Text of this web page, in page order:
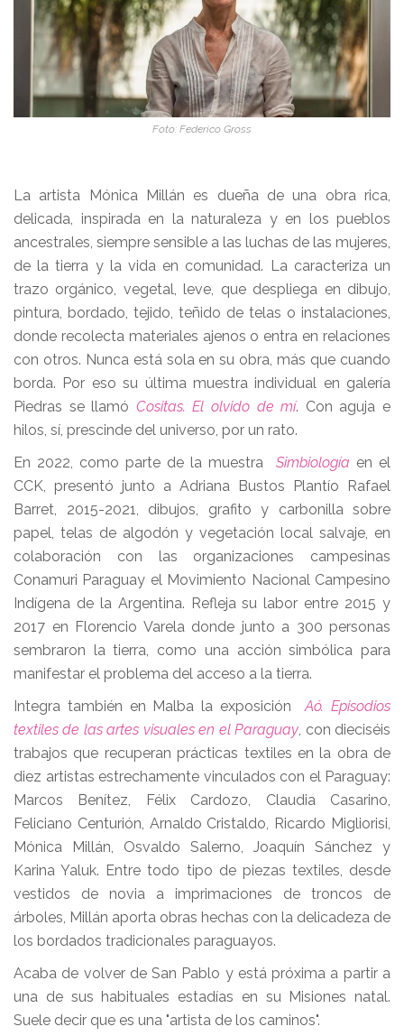
Foto: Federico Gross
La artista Mónica Millán es dueña de una obra rica,
delicada, inspirada en la naturaleza y en los pueblos
ancestrales, siempre sensible a las luchas de las mujeres,
de la tierra y la vida en comunidad. La caracteriza un
trazo orgánico, vegetal, leve, que despliega en dibujo,
pintura, bordado, tejido, teñido de telas o instalaciones,
donde recolecta materiales ajenos o entra en relaciones
con otros. Nunca está sola en su obra, más que cuando
borda. Por eso su última muestra individual en galería
Piedras se llamó Cositas. El olvido de mí. Con aguja e
hilos, sí, prescinde del universo, por un rato.
En 2022, como parte de la muestra Simbiología en el
CCK, presentó junto a Adriana Bustos Plantío Rafael
Barret, 2015-2021, dibujos, grafito y carbonilla sobre
papel, telas de algodón y vegetación local salvaje, en
colaboración con las organizaciones campesinas
Conamuri Paraguay el Movimiento Nacional Campesino
Indígena de la Argentina. Refleja su labor entre 2015 y
2017 en Florencio Varela donde junto a 300 personas
sembraron la tierra, como una acción simbólica para
manifestar el problema del acceso a la tierra.
Integra también en Malba la exposición
Aó. Episodios
textiles de las artes visuales en el Paraguay, con dieciséis
trabajos que recuperan prácticas textiles en la obra de
diez artistas estrechamente vinculados con el Paraguay:
Marcos Benítez, Félix Cardozo, Claudia Casarino,
Feliciano Centurión, Arnaldo Cristaldo, Ricardo Migliorisi,
Mónica Millán, Osvaldo Salerno, Joaquín Sánchez y
Karina Yaluk. Entre todo tipo de piezas textiles, desde
vestidos de novia a imprimaciones de troncos de
árboles, Millán aporta obras hechas con la delicadeza de
los bordados tradicionales paraguayos.
Acaba de volver de San Pablo y está próxima a partir a
una de sus habituales estadías en su Misiones natal.
Suele decir que es una "artista de los caminos".